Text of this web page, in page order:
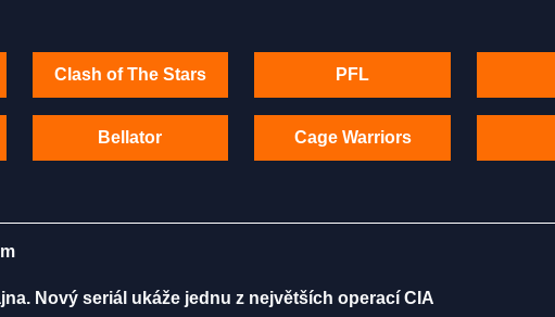
Clash of The Stars PFL
Bellator Cage Warriors
Nový seriál ukáže jednu z největších operací CIA